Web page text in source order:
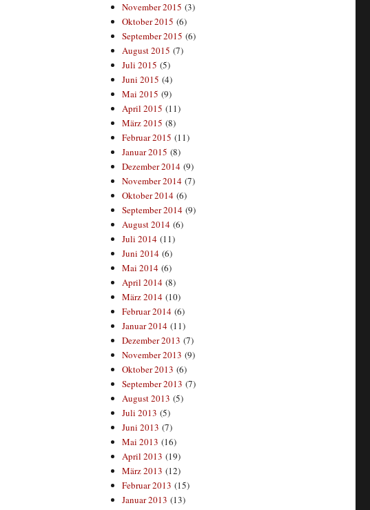
November 2015 (3)
Oktober 2015 (6)
September 2015 (6)
August 2015 (7)
Juli 2015 (5)
Juni 2015 (4)
Mai 2015 (9)
April 2015 (11)
März 2015 (8)
Februar 2015 (11)
Januar 2015 (8)
Dezember 2014 (9)
November 2014 (7)
Oktober 2014 (6)
September 2014 (9)
August 2014 (6)
Juli 2014 (11)
Juni 2014 (6)
Mai 2014 (6)
April 2014 (8)
März 2014 (10)
Februar 2014 (6)
Januar 2014 (11)
Dezember 2013 (7)
November 2013 (9)
Oktober 2013 (6)
September 2013 (7)
August 2013 (5)
Juli 2013 (5)
Juni 2013 (7)
Mai 2013 (16)
April 2013 (19)
März 2013 (12)
Februar 2013 (15)
Januar 2013 (13)